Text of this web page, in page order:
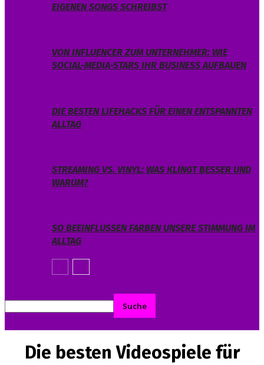
EIGENEN SONGS SCHREIBST
VON INFLUENCER ZUM UNTERNEHMER: WIE
SOCIAL-MEDIA-STARS IHR BUSINESS AUFBAUEN
DIE BESTEN LIFEHACKS FÜR EINEN ENTSPANNTEN
ALLTAG
STREAMING VS. VINYL: WAS KLINGT BESSER UND
WARUM?
SO BEEINFLUSSEN FARBEN UNSERE STIMMUNG IM
ALLTAG
Die besten Videospiele für